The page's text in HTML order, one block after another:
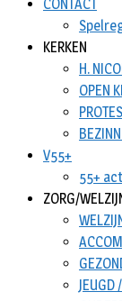
CONTACT
KERKEN
H.
OPEN
V55+
55+
ZORG/
JEUGD